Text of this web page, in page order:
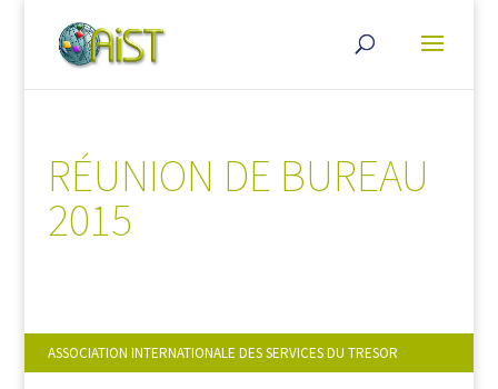
RÉUNION DE BUREAU
2015
ASSOCIATION INTERNATIONALE DES SERVICES DU TRESOR